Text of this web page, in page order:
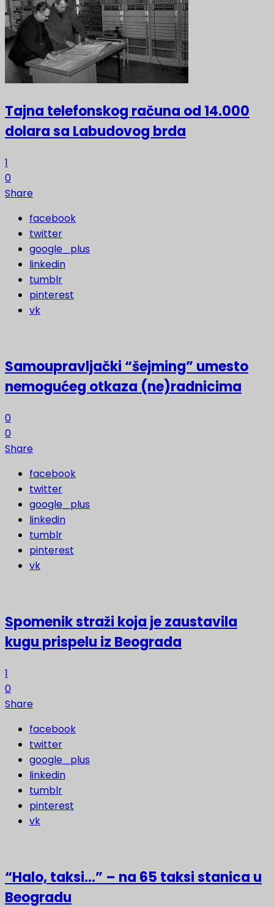
Tajna telefonskog računa od 14.000
dolara sa Labudovog brda
1
0
Share
facebook
twitter
google_plus
linkedin
tumblr
pinterest
vk
Samoupravljački “šejming” umesto
nemogućeg otkaza (ne)radnicima
0
0
Share
facebook
twitter
google_plus
linkedin
tumblr
pinterest
vk
Spomenik straži koja je zaustavila
kugu prispelu iz Beograda
1
0
Share
facebook
twitter
google_plus
linkedin
tumblr
pinterest
vk
“Halo, taksi…” – na 65 taksi stanica u
Beogradu